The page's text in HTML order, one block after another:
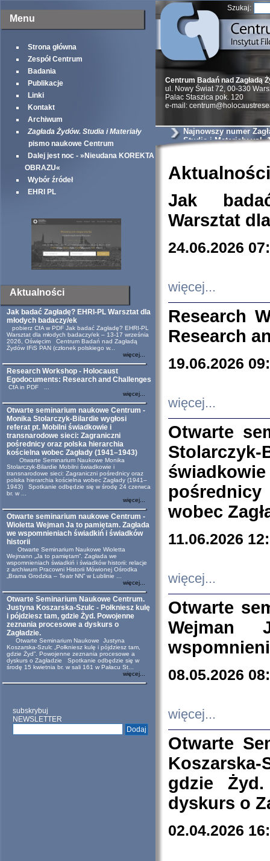
Menu
Strona główna
Zespół Centrum
Badania
Publikacje
Linki
Kontakt
Archiwum
Zagłada Żydów. Studia i Materiały
pismo naukowe Centrum
Dalej jest noc - »Nieudana KOREKTA
OBRAZU«
Wybór źródeł
EHRI PL
Aktualności
Jak badać Zagładę? EHRI-PL Warsztat dla
młodych badaczy/ek
pobierz CfA w PDF Jak badać Zagładę? EHRI-PL
Warsztat dla młodych badaczy/ek – 13-17 września
2026, Oświęcim Centrum Badań nad Zagładą
Żydów IFiS PAN (członek polskiego w...
więcej...
Research Workshop - Holocaust
Egodocuments: Research and Challenges
CfA in PDF ...
więcej...
Otwarte seminarium naukowe Centrum -
Monika Stolarczyk-Bilardie wygłosi
referat pt. Mobilni świadkowie i
transnarodowe sieci: Zagraniczni
pośrednicy oraz polska hierarchia
kościelna wobec Zagłady (1941–1943)
Otwarte Seminarium Naukowe Monika
Stolarczyk-Bilardie Mobilni świadkowie i
transnarodowe sieci: Zagraniczni pośrednicy oraz
polska hierarchia kościelna wobec Zagłady (1941–
1943) Spotkanie odbędzie się w środę 24 czerwca
br. w ...
więcej...
Otwarte seminarium naukowe Centrum -
Wioletta Wejman Ja to pamiętam. Zagłada
we wspomnieniach świadkiń i świadków
historii
Otwarte Seminarium Naukowe Wioletta
Wejmann „Ja to pamiętam”. Zagłada we
wspomnieniach świadkiń i świadków historii: relacje
z archiwum Pracowni Historii Mówionej Ośrodka
„Brama Grodzka – Teatr NN” w Lublinie ...
więcej...
Otwarte Seminarium Naukowe Centrum.
Justyna Koszarska-Szulc - Połkniesz kulę
i pójdziesz tam, gdzie Żyd. Powojenne
zeznania procesowe a dyskurs o
Zagładzie.
Otwarte Seminarium Naukowe Justyna
Koszarska-Szulc „Połkniesz kulę i pójdziesz tam,
gdzie Żyd”. Powojenne zeznania procesowe a
dyskurs o Zagładzie Spotkanie odbędzie się w
środę 15 kwietnia br. w sali 161 w Pałacu St...
więcej...
subskrybuj
NEWSLETTER
Szukaj:
Centrum Badań nad Zagładą
ul. Nowy Świat 72, 00-330
Palac Staszica pok. 120
e-mail:
Najnowszy numer
Studia i Materiały vol.
Aktualności
Jak
Warsztat
24.06.2026
więcej...
Research
Research
19.06.2026
więcej...
Otwarte
wobec
11.06.2026
więcej...
Otwarte
Wejman
08.05.2026
więcej...
Otwarte
Koszarska-
gdzie
dyskurs o
02.04.2026